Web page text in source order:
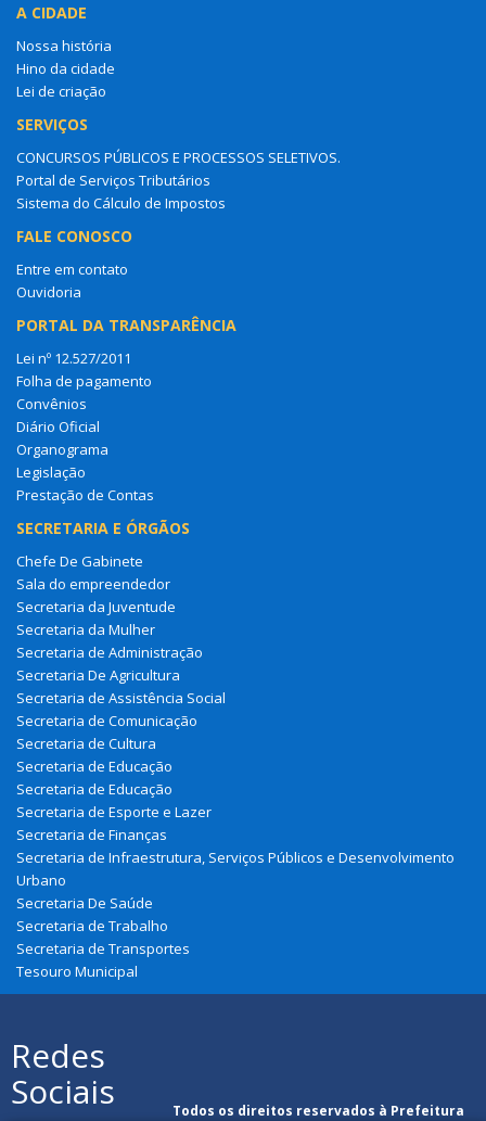
A CIDADE
Nossa história
Hino da cidade
Lei de criação
SERVIÇOS
CONCURSOS PÚBLICOS E PROCESSOS SELETIVOS.
Portal de Serviços Tributários
Sistema do Cálculo de Impostos
FALE CONOSCO
Entre em contato
Ouvidoria
PORTAL DA TRANSPARÊNCIA
Lei nº 12.527/2011
Folha de pagamento
Convênios
Diário Oficial
Organograma
Legislação
Prestação de Contas
SECRETARIA E ÓRGÃOS
Chefe De Gabinete
Sala do empreendedor
Secretaria da Juventude
Secretaria da Mulher
Secretaria de Administração
Secretaria De Agricultura
Secretaria de Assistência Social
Secretaria de Comunicação
Secretaria de Cultura
Secretaria de Educação
Secretaria de Educação
Secretaria de Esporte e Lazer
Secretaria de Finanças
Secretaria de Infraestrutura, Serviços Públicos e Desenvolvimento
Urbano
Secretaria De Saúde
Secretaria de Trabalho
Secretaria de Transportes
Tesouro Municipal
Redes
Sociais
Todos os direitos reservados à Prefeitura